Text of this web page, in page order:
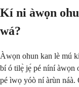
Kí ni àwọn
wá?
Àwọn ohun kan lè mú
bí ó tilẹ̀ jẹ́ pé níní àwọn
pé ìwọ yóò ní àrùn